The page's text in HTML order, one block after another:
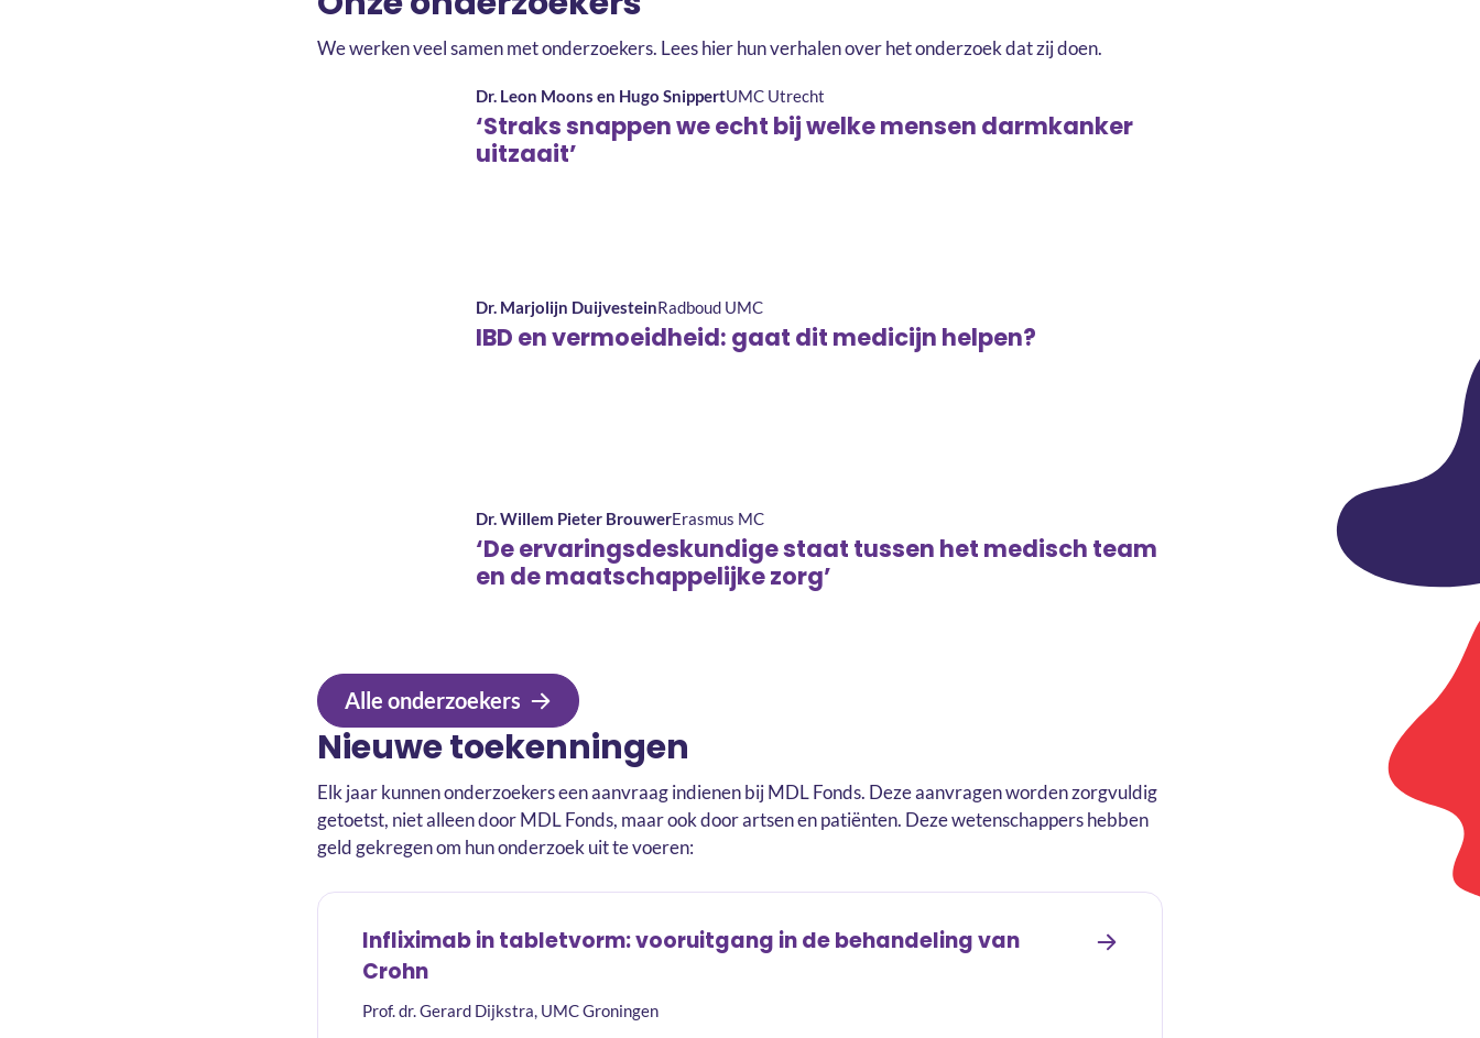
We werken veel samen met onderzoekers. Lees hier hun verhalen over het onderzoek dat zij doen.
Dr. Leon Moons en Hugo SnippertUMC Utrecht
‘Straks snappen we echt bij welke mensen darmkanker
uitzaait’
Dr. Marjolijn DuijvesteinRadboud UMC
IBD en vermoeidheid: gaat dit medicijn helpen?
Dr. Willem Pieter BrouwerErasmus MC
‘De ervaringsdeskundige staat tussen het medisch team
en de maatschappelijke zorg’
Alle onderzoekers
Nieuwe toekenningen
Elk jaar kunnen onderzoekers een aanvraag indienen bij MDL Fonds. Deze aanvragen worden zorgvuldig
getoetst, niet alleen door MDL Fonds, maar ook door artsen en patiënten. Deze wetenschappers hebben
geld gekregen om hun onderzoek uit te voeren:
Infliximab in tabletvorm: vooruitgang in de behandeling van
Crohn
Prof. dr. Gerard Dijkstra, UMC Groningen